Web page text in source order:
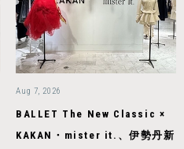
Aug 7, 2026
BALLET The New Classic ×
KAKAN・mister it.、伊勢丹新